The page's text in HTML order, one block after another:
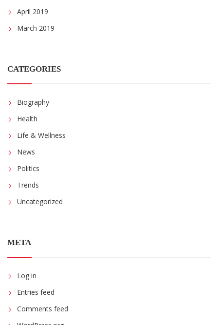
April 2019
March 2019
CATEGORIES
Biography
Health
Life & Wellness
News
Politics
Trends
Uncategorized
META
Log in
Entries feed
Comments feed